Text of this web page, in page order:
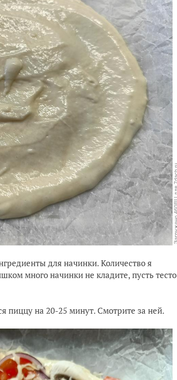
для начинки. Количество я
много начинки не кладите, пусть тесто
пиццу на 20-25 минут. Смотрите за ней.